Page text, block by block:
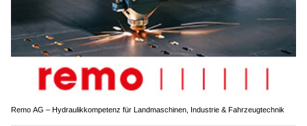
Remo AG – Hydraulikkompetenz für Landmaschinen, Industrie & Fahrzeugtechnik